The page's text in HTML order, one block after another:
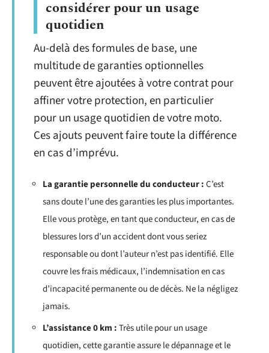
considérer pour un usage
quotidien
Au-delà des formules de base, une
multitude de garanties optionnelles
peuvent être ajoutées à votre contrat pour
affiner votre protection, en particulier
pour un usage quotidien de votre moto.
Ces ajouts peuvent faire toute la différence
en cas d’imprévu.
La garantie personnelle du conducteur :C’est
sans doute l’une des garanties les plus importantes.
Elle vous protège, en tant que conducteur, en cas de
blessures lors d’un accident dont vous seriez
responsable ou dont l’auteur n’est pas identifié. Elle
couvre les frais médicaux, l’indemnisation en cas
d’incapacité permanente ou de décès. Ne la négligez
jamais.
L’assistance 0 km :Très utile pour un usage
quotidien, cette garantie assure le dépannage et le